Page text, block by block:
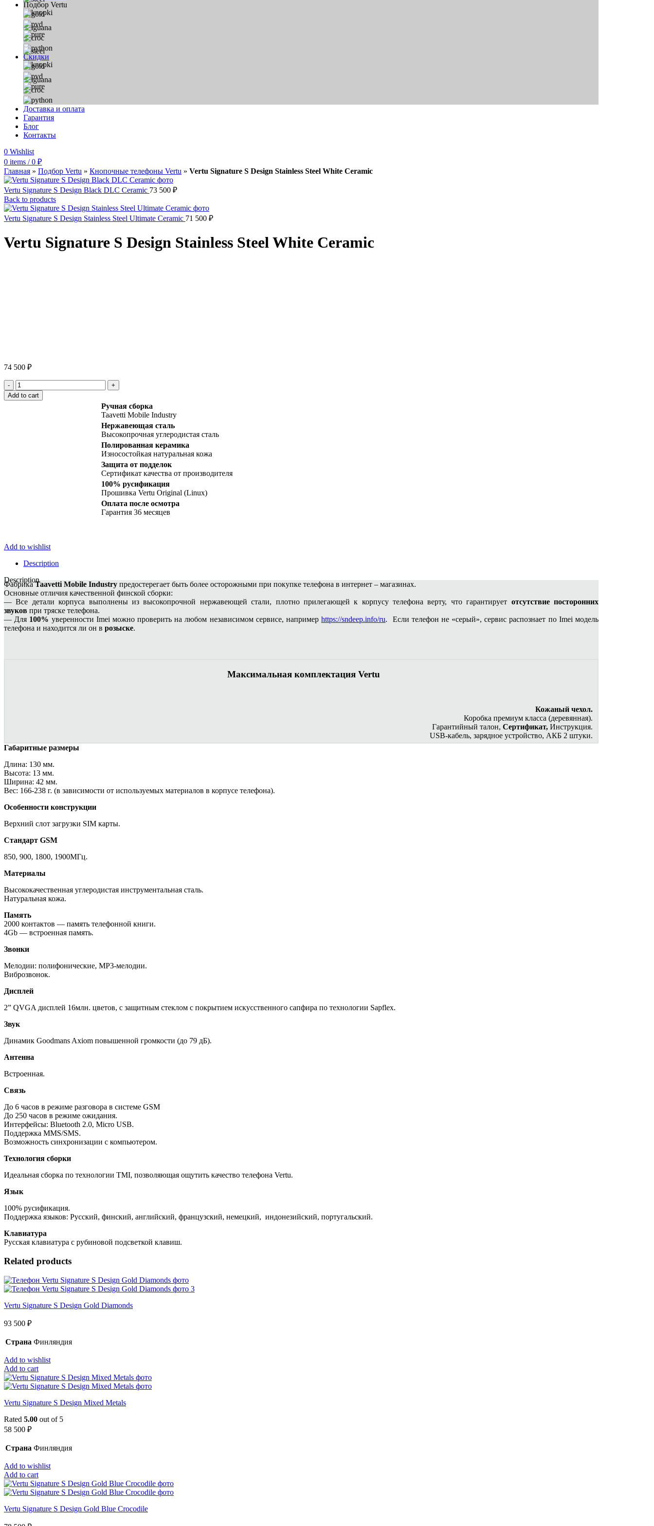
Подбор Vertu
Скидки
Доставка и оплата
Гарантия
Блог
Контакты
0 Wishlist
0 items / 0 ₽
Главная » Подбор Vertu » Кнопочные телефоны Vertu » Vertu Signature S Design Stainless Steel White Ceramic
Vertu Signature S Design Black DLC Ceramic 73 500 ₽
Back to products
Vertu Signature S Design Stainless Steel Ultimate Ceramic 71 500 ₽
Vertu Signature S Design Stainless Steel White Ceramic
74 500 ₽
Vertu
Signature
S
Add to cart
Ручная сборка
Taavetti Mobile Industry
Нержавеющая сталь
Высокопрочная углеродистая сталь
Полированная керамика
Износостойкая натуральная кожа
Защита от подделок
Сертификат качества от производителя
100% русификация
Прошивка Vertu Original (Linux)
Оплата после осмотра
Гарантия 36 месяцев
Add to wishlist
Description
Description
ФабрикаTaavetti Mobile Industry предостерегает быть более осторожными при покупке телефона в интернет – магазинах.
Основные отличия качественной финской сборки:
— Все детали корпуса выполнены из высокопрочной нержавеющей стали, плотно прилегающей к корпусу телефона верту, что гарантирует отсутствие посторонних
звуков при тряске телефона.
— Для 100% уверенности Imei можно проверить на любом независимом сервисе, напримерhttps://sndeep.info/ru. Если телефон не «серый», сервис распознает по Imei модель
телефона и находится ли он в розыске.
Максимальная комплектация Vertu
Кожаный чехол.
Коробка премиум класса (деревянная).
Гарантийный талон, Сертификат, Инструкция.
USB-кабель, зарядное устройство, АКБ 2 штуки.
Габаритные размеры
Длина: 130 мм.
Высота: 13 мм.
Ширина: 42 мм.
Вес: 166-238 г. (в зависимости от используемых материалов в корпусе телефона).
Особенности конструкции
Верхний слот загрузки SIM карты.
Стандарт GSM
850, 900, 1800, 1900МГц.
Материалы
Высококачественная углеродистая инструментальная сталь.
Натуральная кожа.
Память
2000 контактов — память телефонной книги.
4Gb — встроенная память.
Звонки
Мелодии: полифонические, MP3-мелодии.
Виброзвонок.
Дисплей
2” QVGA дисплей 16млн. цветов, с защитным стеклом с покрытием искусственного сапфира по технологии Sapflex.
Звук
Динамик Goodmans Axiom повышенной громкости (до 79 дБ).
Антенна
Встроенная.
Связь
До 6 часов в режиме разговора в системе GSM
До 250 часов в режиме ожидания.
Интерфейсы: Bluetooth 2.0, Micro USB.
Поддержка MMS/SMS.
Возможность синхронизации с компьютером.
Технология сборки
Идеальная сборка по технологии TMI, позволяющая ощутить качество телефона Vertu.
Язык
100% русификация.
Поддержка языков: Русский, финский, английский, французский, немецкий, индонезийский, португальский.
Клавиатура
Русская клавиатура с рубиновой подсветкой клавиш.
Related products
Vertu Signature S Design Gold Diamonds
93 500 ₽
Страна Финляндия
Add to wishlist
Add to cart
Vertu Signature S Design Mixed Metals
Rated 5.00 out of 5
58 500 ₽
Страна Финляндия
Add to wishlist
Add to cart
Vertu Signature S Design Gold Blue Crocodile